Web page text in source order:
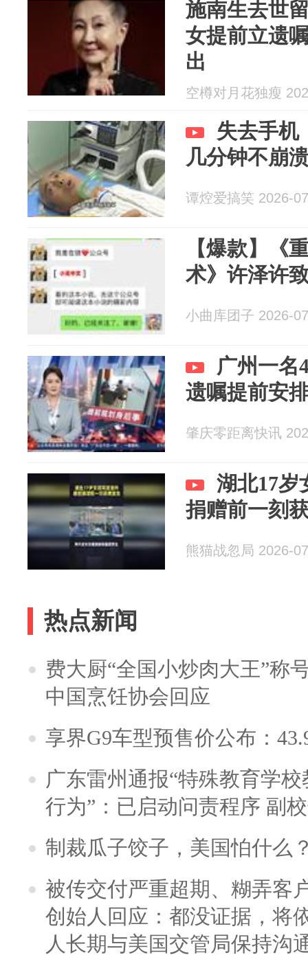
施南生去世
女提前立遗
出
空樽对月花独瘦
失去手机
几分钟不崩
谭焢爱搞笑 2026-
【爆款】《
术》许泽许
小曲库团子 2026-
广州一名
遗嘱提前安
肇庆零距离快讯
湖北17岁
捐赠前一刻
熊猫战忽局 2026-
热点新闻
费大厨“全国小炒肉大王”称
中国烹饪协会回应
享界G9车型预售价公布：
广东雷州通报“特殊教育学
行为”：已启动问责程序 副
制裁瓜子饺子，美国怕什么
被传交付严重超期、糊弄客
创始人回应：都没证据，将
人长期与美国交管局保持沟